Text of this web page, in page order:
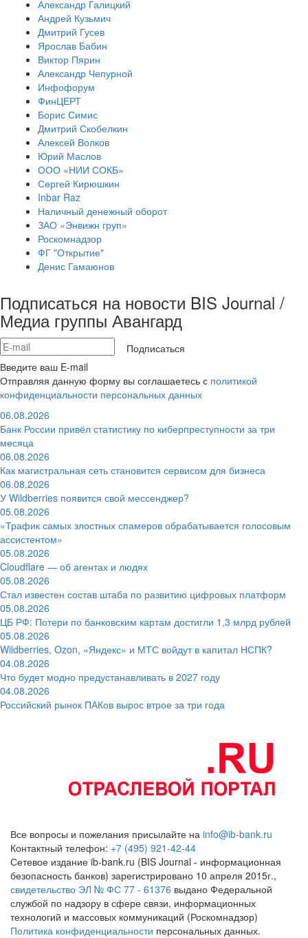
Александр Галицкий
Андрей Кузьмич
Дмитрий Гусев
Ярослав Бабин
Виктор Пярин
Александр Чепурной
Инфофорум
ФинЦЕРТ
Борис Симис
Дмитрий Скобелкин
Алексей Волков
Юрий Маслов
ООО «НИИ СОКБ»
Сергей Кирюшкин
Inbar Raz
Наличный денежный оборот
ЗАО «Энвижн груп»
Роскомнадзор
ФГ "Открытие"
Денис Гамаюнов
Подписаться на новости BIS Journal /
Медиа группы Авангард
Подписаться
Введите ваш E-mail
Отправляя данную форму вы соглашаетесь с политикой
конфиденциальности персональных данных
06.08.2026
Банк России привёл статистику по киберпреступности за три
месяца
06.08.2026
Как магистральная сеть становится сервисом для бизнеса
06.08.2026
У Wildberries появится свой мессенджер?
05.08.2026
«Трафик самых злостных спамеров обрабатывается голосовым
ассистентом»
05.08.2026
Cloudflare — об агентах и людях
05.08.2026
Стал известен состав штаба по развитию цифровых платформ
05.08.2026
ЦБ РФ: Потери по банковским картам достигли 1,3 млрд рублей
05.08.2026
Wildberries, Ozon, «Яндекс» и МТС войдут в капитал НСПК?
04.08.2026
Что будет модно предустанавливать в 2027 году
04.08.2026
Российский рынок ПАКов вырос втрое за три года
Все вопросы и пожелания присылайте на info@ib-bank.ru
Контактный телефон: +7 (495) 921-42-44
Сетевое издание ib-bank.ru (BIS Journal - информационная
безопасность банков) зарегистрировано 10 апреля 2015г.,
свидетельство ЭЛ № ФС 77 - 61376 выдано Федеральной
службой по надзору в сфере связи, информационных
технологий и массовых коммуникаций (Роскомнадзор)
Политика конфиденциальности персональных данных.